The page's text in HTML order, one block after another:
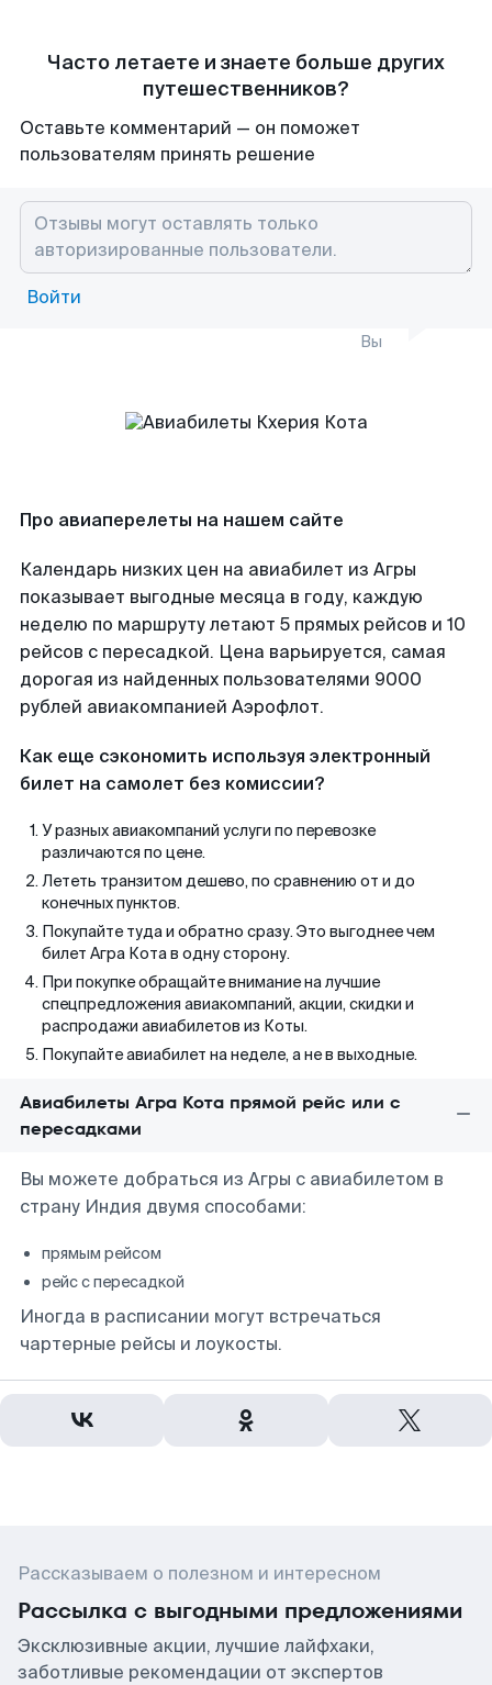
Часто летаете и знаете больше других
путешественников?
Оставьте комментарий — он поможет
пользователям принять решение
Войти
Вы
Про авиаперелеты на нашем сайте
Календарь низких цен на авиабилет из Агры
показывает выгодные месяца в году, каждую
неделю по маршруту летают 5 прямых рейсов и 10
рейсов с пересадкой. Цена варьируется, самая
дорогая из найденных пользователями 9000
рублей авиакомпанией Аэрофлот.
Как еще сэкономить используя электронный
билет на самолет без комиссии?
У разных авиакомпаний услуги по перевозке
различаются по цене.
Лететь транзитом дешево, по сравнению от и до
конечных пунктов.
Покупайте туда и обратно сразу. Это выгоднее чем
билет Агра Кота в одну сторону.
При покупке обращайте внимание на лучшие
спецпредложения авиакомпаний, акции, скидки и
распродажи авиабилетов из Коты.
Покупайте авиабилет на неделе, а не в выходные.
Авиабилеты Агра Кота прямой рейс или с
пересадками
Вы можете добраться из Агры с авиабилетом в
страну Индия двумя способами:
прямым рейсом
рейс с пересадкой
Иногда в расписании могут встречаться
чартерные рейсы и лоукосты.
Рассказываем о полезном и интересном
Рассылка с выгодными предложениями
Эксклюзивные акции, лучшие лайфхаки,
заботливые рекомендации от экспертов